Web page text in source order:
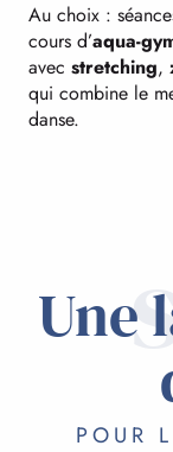
Au choix :
cours d’aqua-
avec stretching,
qui combine le
danse.
Une
POUR